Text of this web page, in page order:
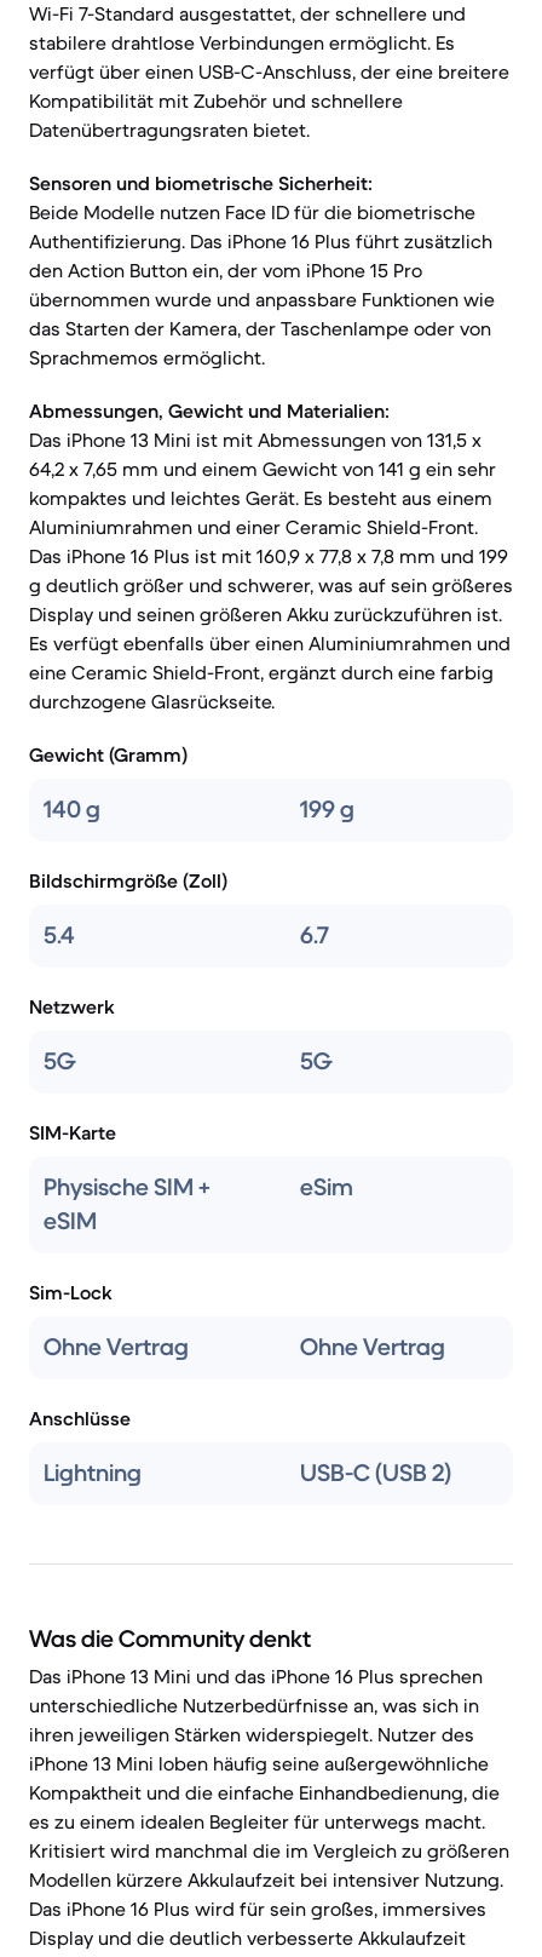
Wi-Fi 7-Standard ausgestattet, der schnellere und
stabilere drahtlose Verbindungen ermöglicht. Es
verfügt über einen USB-C-Anschluss, der eine breitere
Kompatibilität mit Zubehör und schnellere
Datenübertragungsraten bietet.
Sensoren und biometrische Sicherheit:
Beide Modelle nutzen Face ID für die biometrische
Authentifizierung. Das iPhone 16 Plus führt zusätzlich
den Action Button ein, der vom iPhone 15 Pro
übernommen wurde und anpassbare Funktionen wie
das Starten der Kamera, der Taschenlampe oder von
Sprachmemos ermöglicht.
Abmessungen, Gewicht und Materialien:
Das iPhone 13 Mini ist mit Abmessungen von 131,5 x
64,2 x 7,65 mm und einem Gewicht von 141 g ein sehr
kompaktes und leichtes Gerät. Es besteht aus einem
Aluminiumrahmen und einer Ceramic Shield-Front.
Das iPhone 16 Plus ist mit 160,9 x 77,8 x 7,8 mm und 199
g deutlich größer und schwerer, was auf sein größeres
Display und seinen größeren Akku zurückzuführen ist.
Es verfügt ebenfalls über einen Aluminiumrahmen und
eine Ceramic Shield-Front, ergänzt durch eine farbig
durchzogene Glasrückseite.
Gewicht (Gramm)
140 g 199 g
Bildschirmgröße (Zoll)
5.4 6.7
Netzwerk
5G 5G
SIM-Karte
Physische SIM +
eSIM
eSim
Sim-Lock
Ohne Vertrag Ohne Vertrag
Anschlüsse
Lightning USB-C (USB 2)
Was die Community denkt
Das iPhone 13 Mini und das iPhone 16 Plus sprechen
unterschiedliche Nutzerbedürfnisse an, was sich in
ihren jeweiligen Stärken widerspiegelt. Nutzer des
iPhone 13 Mini loben häufig seine außergewöhnliche
Kompaktheit und die einfache Einhandbedienung, die
es zu einem idealen Begleiter für unterwegs macht.
Kritisiert wird manchmal die im Vergleich zu größeren
Modellen kürzere Akkulaufzeit bei intensiver Nutzung.
Das iPhone 16 Plus wird für sein großes, immersives
Display und die deutlich verbesserte Akkulaufzeit